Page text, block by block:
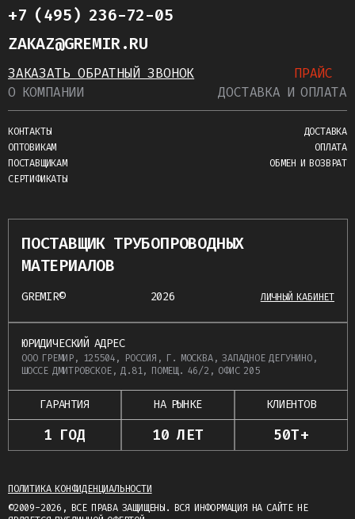
+7 (495) 236-72-05
ZAKAZ@GREMIR.RU
ЗАКАЗАТЬ ОБРАТНЫЙ ЗВОНОК
ПРАЙС
О КОМПАНИИ
КОНТАКТЫ
ОПТОВИКАМ
ПОСТАВЩИКАМ
СЕРТИФИКАТЫ
ДОСТАВКА И ОПЛАТА
ДОСТАВКА
ОПЛАТА
ОБМЕН И ВОЗВРАТ
ПОСТАВЩИК ТРУБОПРОВОДНЫХ
МАТЕРИАЛОВ
GREMIR© 2026 ЛИЧНЫЙ КАБИНЕТ
ЮРИДИЧЕСКИЙ АДРЕС
ООО ГРЕМИР, 125504, РОССИЯ, Г. МОСКВА, ЗАПАДНОЕ ДЕГУНИНО,
ШОССЕ ДМИТРОВСКОЕ, Д.81, ПОМЕЩ. 46/2, ОФИС 205
ГАРАНТИЯ
1 ГОД
НА РЫНКЕ
10 ЛЕТ
КЛИЕНТОВ
50Т+
©2009-2026, ВСЕ ПРАВА ЗАЩИЩЕНЫ. ВСЯ ИНФОРМАЦИЯ НА САЙТЕ НЕ
ПОЛИТИКА КОНФИДЕНЦИАЛЬНОСТИ